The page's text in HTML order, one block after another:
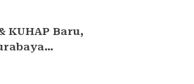
KUHAP Baru,
Sarasehan